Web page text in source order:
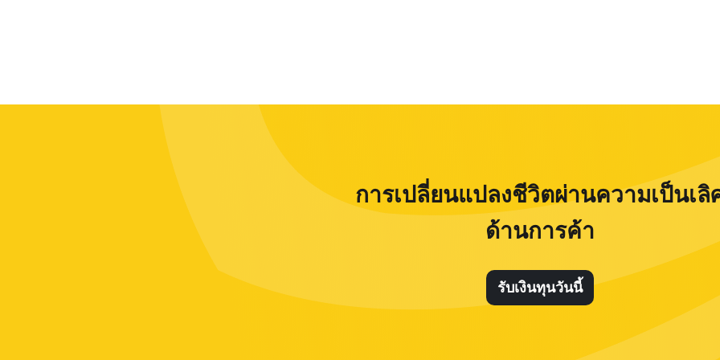
การเปลี่ยนแปลงชีวิตผ่านความเป็นเลิ
ด้านการค้า
รับเงินทุนวันนี้